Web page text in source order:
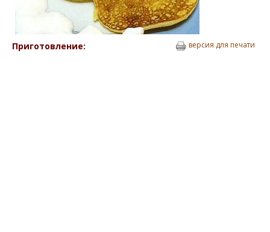
Приготовление: версия для печати